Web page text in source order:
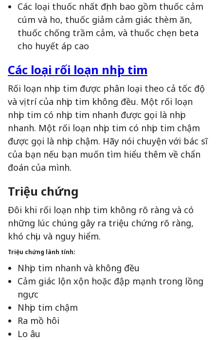
Các loại thuốc nhất định bao gồm thuốc cảm
cúm và ho, thuốc giảm cảm giác thèm ăn,
thuốc chống trầm cảm, và thuốc chẹn beta
cho huyết áp cao
Các loại rối loạn nhịp tim
Rối loạn nhịp tim được phân loại theo cả tốc độ
và vị trí của nhịp tim không đều. Một rối loạn
nhịp tim có nhịp tim nhanh được gọi là nhịp
nhanh. Một rối loạn nhịp tim có nhịp tim chậm
được gọi là nhịp chậm. Hãy nói chuyện với bác sĩ
của bạn nếu bạn muốn tìm hiểu thêm về chẩn
đoán của mình.
Triệu chứng
Đôi khi rối loạn nhịp tim không rõ ràng và có
những lúc chúng gây ra triệu chứng rõ ràng,
khó chịu và nguy hiểm.
Triệu chứng lành tính:
Nhịp tim nhanh và không đều
Cảm giác lộn xộn hoặc đập mạnh trong lồng
ngực
Nhịp tim chậm
Ra mồ hôi
Lo âu